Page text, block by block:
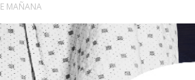
MAÑANA